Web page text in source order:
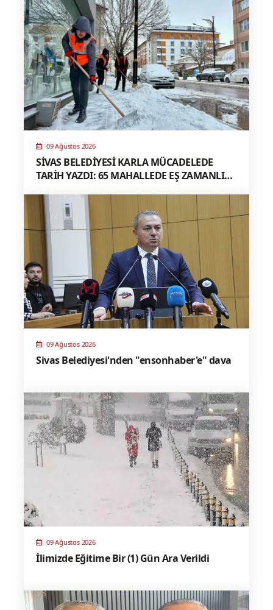
09 Ağustos 2026
SİVAS BELEDİYESİ KARLA MÜCADELEDE
TARİH YAZDI: 65 MAHALLEDE EŞ ZAMANLI
09 Ağustos 2026
Sivas Belediyesi'nden "ensonhaber'e" dava
09 Ağustos 2026
İlimizde Eğitime Bir (1) Gün Ara Verildi